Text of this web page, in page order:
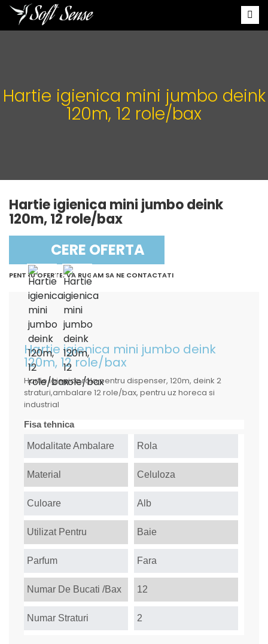
Hartie igienica mini jumbo deink
120m, 12 role/bax
Hartie igienica mini jumbo deink
120m, 12 role/bax
CERE OFERTA
PENTRU OFERTE, VA RUGAM SA NE CONTACTATI
Hartie igienica mini jumbo deink
120m, 12 role/bax
Hartie igienica rola pentru dispenser, 120m, deink 2
straturi,ambalare 12 role/bax, pentru uz horeca si
industrial
Fisa tehnica
Modalitate Ambalare Rola
Material Celuloza
Culoare Alb
Utilizat Pentru Baie
Parfum Fara
Numar De Bucati /Bax 12
Numar Straturi 2